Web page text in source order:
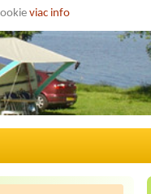
viac info